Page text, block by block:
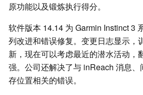
原功能以及锻炼执行得分。
软件版本 14.14 为 Garmin Instinct 3
列改进和错误修复。变更日志显示，
新，现在可以考虑最近的潜水活动，
强。公司还解决了与 inReach 消息
存位置相关的错误。